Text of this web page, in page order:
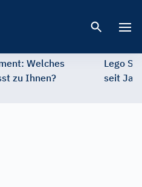
Welches
zu Ihnen?
Lego
seit